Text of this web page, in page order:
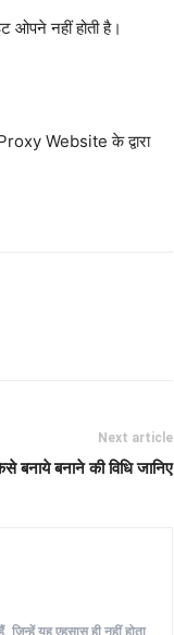
ओपने नहीं होती है।
Website के द्वारा
Next article
बनाये बनाने की विधि जानिए
यह एहसास ही नहीं होता